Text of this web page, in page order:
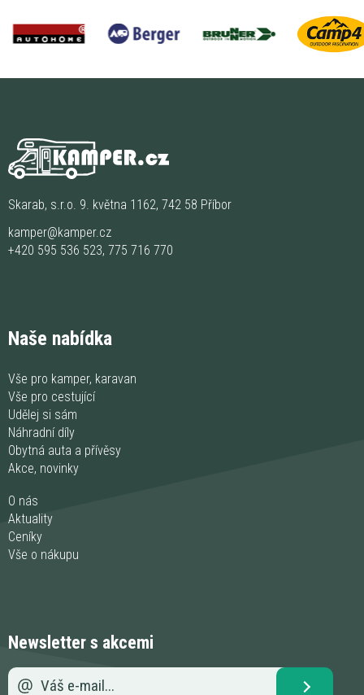
Skarab, s.r.o. 9. května 1162, 742 58 Příbor
kamper@kamper.cz
+420 595 536 523, 775 716 770
Naše nabídka
Vše pro kamper, karavan
Vše pro cestující
Udělej si sám
Náhradní díly
Obytná auta a přívěsy
Akce, novinky
O nás
Aktuality
Ceníky
Vše o nákupu
Newsletter s akcemi